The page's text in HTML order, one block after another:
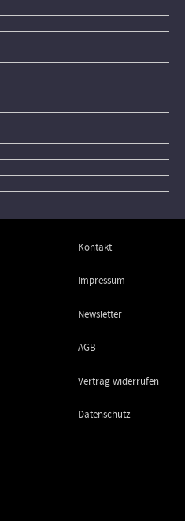
Kontakt
Impressum
Newsletter
AGB
Vertrag widerrufen
Datenschutz